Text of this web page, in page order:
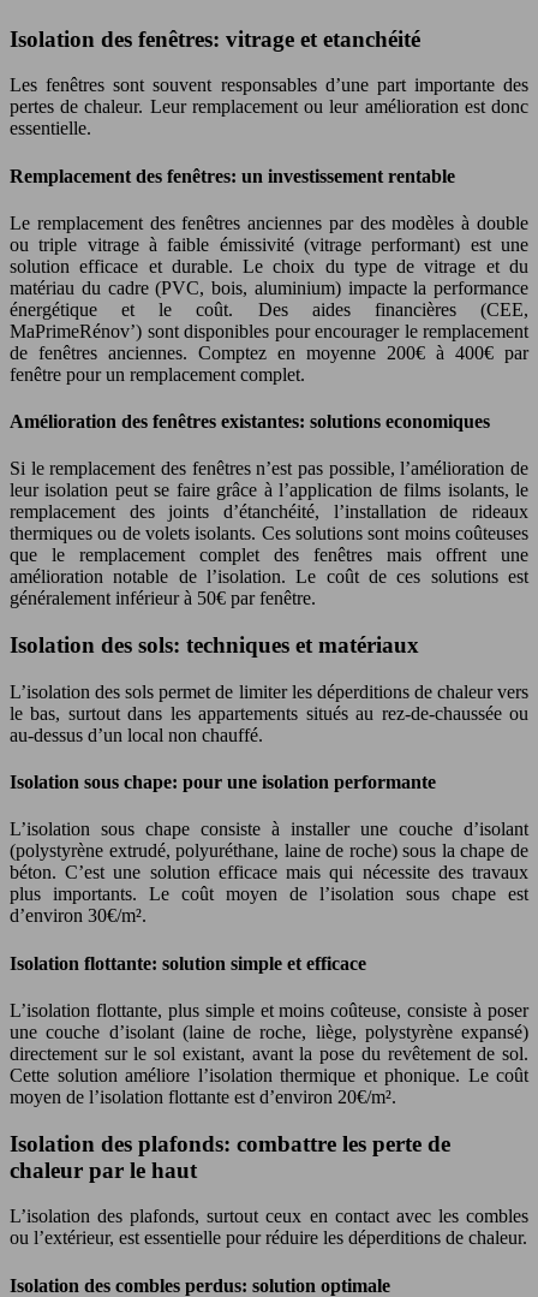
Isolation des fenêtres: vitrage et etanchéité
Les fenêtres sont souvent responsables d’une part importante des
pertes de chaleur. Leur remplacement ou leur amélioration est donc
essentielle.
Remplacement des fenêtres: un investissement rentable
Le remplacement des fenêtres anciennes par des modèles à double
ou triple vitrage à faible émissivité (vitrage performant) est une
solution efficace et durable. Le choix du type de vitrage et du
matériau du cadre (PVC, bois, aluminium) impacte la performance
énergétique et le coût. Des aides financières (CEE,
MaPrimeRénov’) sont disponibles pour encourager le remplacement
de fenêtres anciennes. Comptez en moyenne 200€ à 400€ par
fenêtre pour un remplacement complet.
Amélioration des fenêtres existantes: solutions economiques
Si le remplacement des fenêtres n’est pas possible, l’amélioration de
leur isolation peut se faire grâce à l’application de films isolants, le
remplacement des joints d’étanchéité, l’installation de rideaux
thermiques ou de volets isolants. Ces solutions sont moins coûteuses
que le remplacement complet des fenêtres mais offrent une
amélioration notable de l’isolation. Le coût de ces solutions est
généralement inférieur à 50€ par fenêtre.
Isolation des sols: techniques et matériaux
L’isolation des sols permet de limiter les déperditions de chaleur vers
le bas, surtout dans les appartements situés au rez-de-chaussée ou
au-dessus d’un local non chauffé.
Isolation sous chape: pour une isolation performante
L’isolation sous chape consiste à installer une couche d’isolant
(polystyrène extrudé, polyuréthane, laine de roche) sous la chape de
béton. C’est une solution efficace mais qui nécessite des travaux
plus importants. Le coût moyen de l’isolation sous chape est
d’environ 30€/m².
Isolation flottante: solution simple et efficace
L’isolation flottante, plus simple et moins coûteuse, consiste à poser
une couche d’isolant (laine de roche, liège, polystyrène expansé)
directement sur le sol existant, avant la pose du revêtement de sol.
Cette solution améliore l’isolation thermique et phonique. Le coût
moyen de l’isolation flottante est d’environ 20€/m².
Isolation des plafonds: combattre les perte de
chaleur par le haut
L’isolation des plafonds, surtout ceux en contact avec les combles
ou l’extérieur, est essentielle pour réduire les déperditions de chaleur.
Isolation des combles perdus: solution optimale